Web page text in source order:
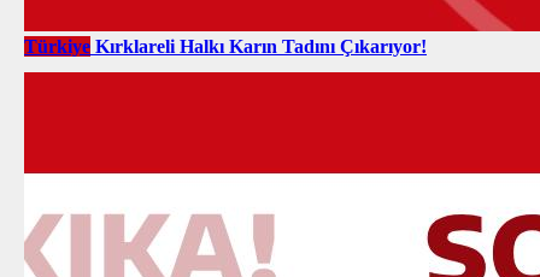
Türkiye Kırklareli Halkı Karın Tadını Çıkarıyor!